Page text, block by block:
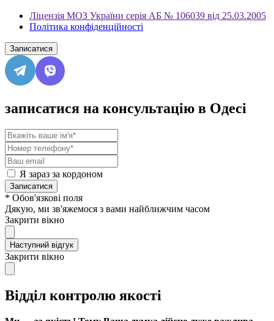
Ліцензія МОЗ України серія АБ № 106039 від 25.03.2005
Політика конфіденційності
Записатися
записатися на консультацію в Одесі
Я зараз за кордоном
Записатися
* Обов'язкові поля
Дякую, ми зв'яжемося з вами найближчим часом
Закрити вікно
Наступний відгук
Закрити вікно
Відділ контролю якості